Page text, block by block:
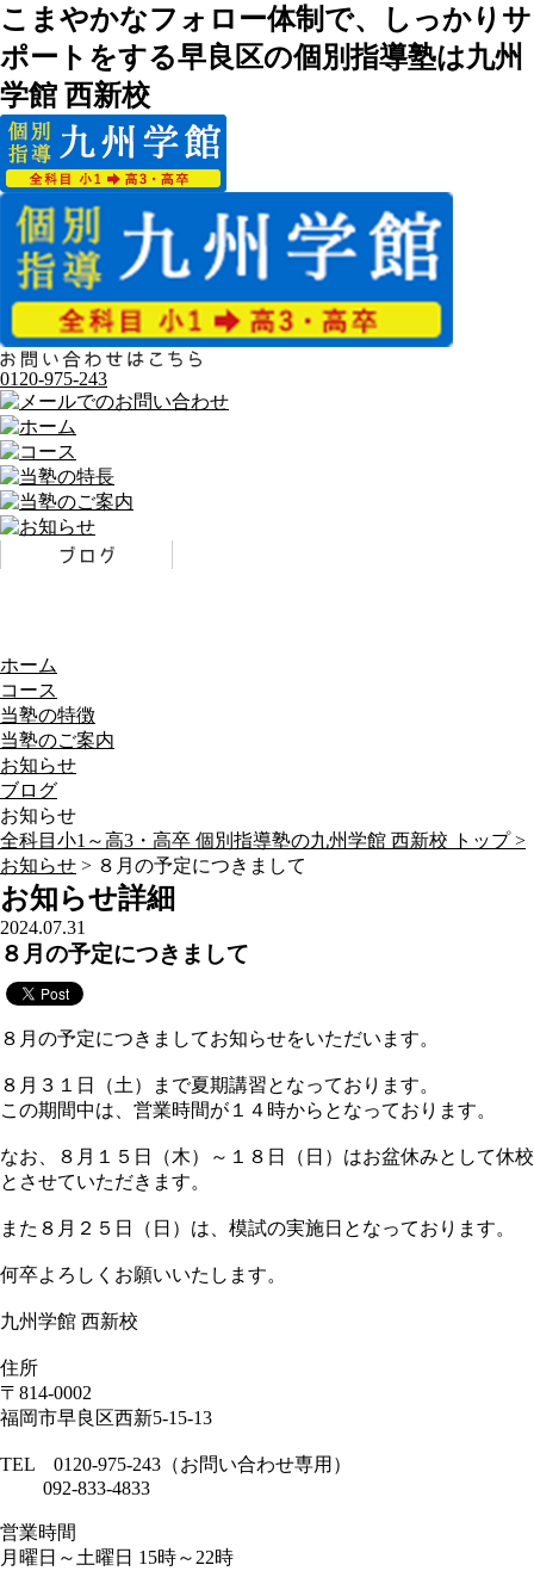
こまやかなフォロー体制で、しっかりサ
ポートをする早良区の個別指導塾は九州
学館 西新校
0120-975-243
ホーム
コース
当塾の特徴
当塾のご案内
お知らせ
ブログ
お知らせ
全科目小1～高3・高卒 個別指導塾の九州学館 西新校 トップ >
お知らせ > ８月の予定につきまして
お知らせ詳細
2024.07.31
８月の予定につきまして
８月の予定につきましてお知らせをいただいます。
８月３１日（土）まで夏期講習となっております。
この期間中は、営業時間が１４時からとなっております。
なお、８月１５日（木）～１８日（日）はお盆休みとして休校
とさせていただきます。
また８月２５日（日）は、模試の実施日となっております。
何卒よろしくお願いいたします。
九州学館 西新校
住所
〒814-0002
福岡市早良区西新5-15-13
TEL 0120-975-243（お問い合わせ専用）
092-833-4833
営業時間
月曜日～土曜日 15時～22時